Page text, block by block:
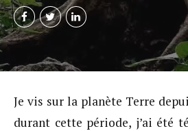
Je vis sur la planète Terre
durant cette période, j’ai été